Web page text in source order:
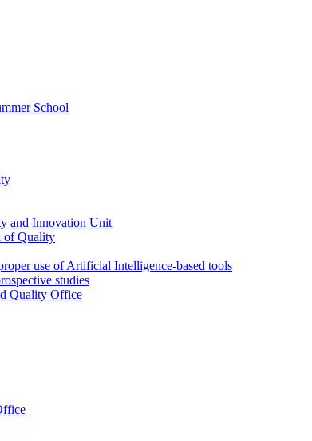
School
and Innovation Unit
of Quality
use of Artificial Intelligence-based tools
studies
Quality Office